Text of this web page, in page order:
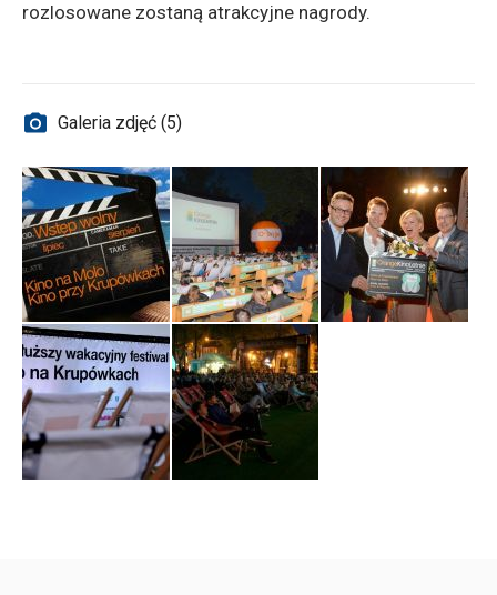
rozlosowane zostaną atrakcyjne nagrody.
Galeria zdjęć (5)